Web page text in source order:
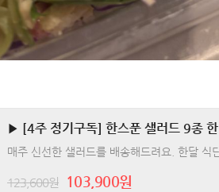
▶ [4주 정기구독] 한스푼 샐러드 9종 한
매주 신선한 샐러드를 배송해드려요. 한달 식
123,600원 103,900원